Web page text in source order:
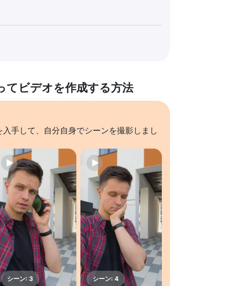
てビデオを作成する方法
手して、自分自身でシーンを撮影しまし